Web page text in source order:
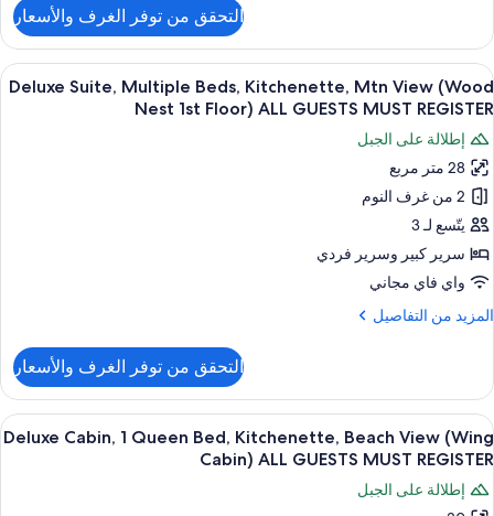
1st
Floor)
ALL
GUESTS
MUST
REGISTER
Deluxe
Room,
1
Queen
Kitchenette,
Mountain
View
(View
Nest
Floor)
ALL
MUST
التحقق من توفر الغرف والأسعار
استعراض
جميع
Deluxe
Suite,
Multiple
Beds,
Kitchenette,
Mtn
View
(Wood
Floor)
ALL
GUESTS
MUST
REGISTER
أغطية فراش متميزة وتجهيزات عازلة
24
Deluxe Suite, Multiple Beds, Kitchenette, Mtn View (Wood
Nest 1st Floor) ALL GUESTS MUST REGISTER
إطلالة على الجبل
28 متر مربع
2 من غرف النوم
يتّسع لـ 3
سرير كبير‫‬ وسرير فردي
واي فاي مجاني
المزيد من التفاصيل
المزيد
Deluxe
Suite,
Multiple
Beds,
Mtn
التحقق من توفر الغرف والأسعار
استعراض
جميع
Deluxe
أغطية فراش متميزة وتجهيزات عازلة
15
Deluxe Cabin, 1 Queen Bed, Kitchenette, Beach View (Wing
Cabin) ALL GUESTS MUST REGISTER
إطلالة على الجبل